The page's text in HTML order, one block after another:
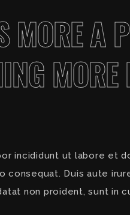
A
MORE
incididunt ut labore et
consequat. Duis aute
non proident, sunt in